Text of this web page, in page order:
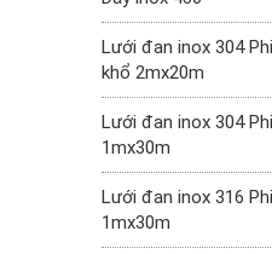
Lưới đan inox 304
khổ 2mx20m
Lưới đan inox 304
1mx30m
Lưới đan inox 316
1mx30m